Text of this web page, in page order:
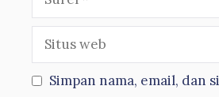
Situs
web
Simpan nama, email, dan